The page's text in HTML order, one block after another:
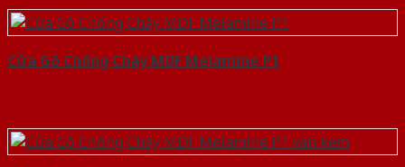
Cửa Gỗ Chống Cháy MDF Melamine P1